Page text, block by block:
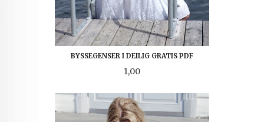
BYSSEGENSER I DEILIG GRATIS PDF
Pris
1,00